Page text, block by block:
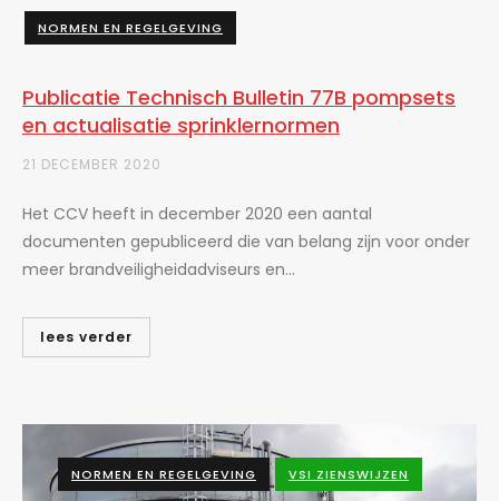
NORMEN EN REGELGEVING
Publicatie Technisch Bulletin 77B pompsets
en actualisatie sprinklernormen
21 DECEMBER 2020
Het CCV heeft in december 2020 een aantal
documenten gepubliceerd die van belang zijn voor onder
meer brandveiligheidadviseurs en...
lees verder
NORMEN EN REGELGEVING VSI ZIENSWIJZEN